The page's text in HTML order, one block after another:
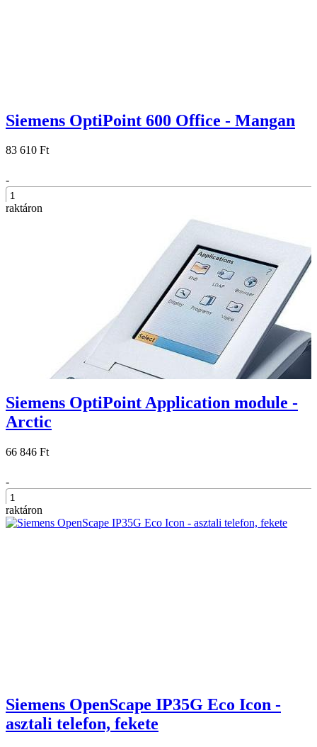
Siemens OptiPoint 600 Office - Mangan
83 610 Ft
-
raktáron
Siemens OptiPoint Application module -
Arctic
66 846 Ft
-
+
raktáron
Siemens OpenScape IP35G Eco Icon -
asztali telefon, fekete